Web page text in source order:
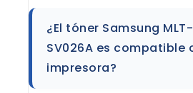
¿El tóner Samsung
SV026A es compatible
impresora?